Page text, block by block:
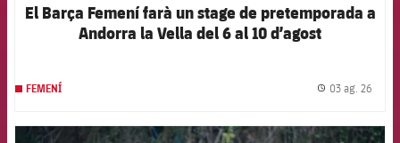
El Barça Femení farà un stage de pretemporada a
Andorra la Vella del 6 al 10 d’agost
FEMENÍ 03 ag. 26
FCB Barcelona badge